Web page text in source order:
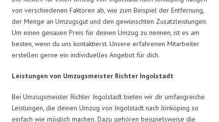
von verschiedenen Faktoren ab, wie zum Beispiel der Entfernung,
der Menge an Umzugsgut und den gewünschten Zusatzleistungen.
Um einen genauen Preis für deinen Umzug zu nennen, ist es am
besten, wenn du uns kontaktierst. Unsere erfahrenen Mitarbeiter
erstellen gerne ein individuelles Angebot für dich.
Leistungen von Umzugsmeister Richter Ingolstadt
Bei Umzugsmeister Richter Ingolstadt bieten wir dir umfangreiche
Leistungen, die deinen Umzug von Ingolstadt nach Jönköping so
einfach wie möglich machen. Dazu gehören beispielsweise die